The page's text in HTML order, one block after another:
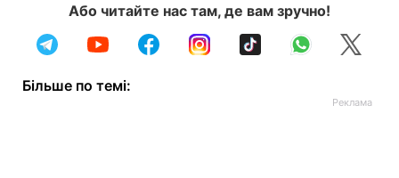
Або читайте нас там, де вам зручно!
Більше по темі: